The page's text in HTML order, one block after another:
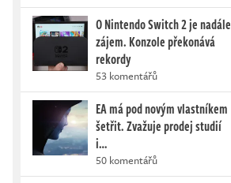
O Nintendo Switch 2 je nadále
zájem. Konzole překonává
rekordy
53 komentářů
EA má pod novým vlastníkem
šetřit. Zvažuje prodej studií
i…
50 komentářů